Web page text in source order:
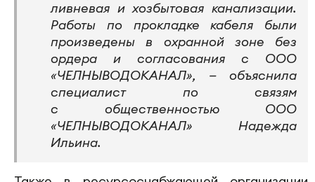
ливневая и хозбытовая канализации.
Работы по прокладке кабеля были
произведены в охранной зоне без
ордера и согласования с ООО
«ЧЕЛНЫВОДОКАНАЛ», — объяснила
специалист по связям
с общественностью ООО
«ЧЕЛНЫВОДОКАНАЛ» Надежда
Ильина.